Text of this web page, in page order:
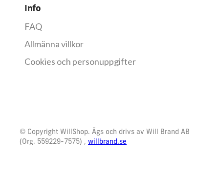
Info
FAQ
Allmänna villkor
Cookies och personuppgifter
© Copyright WillShop. Ägs och drivs av Will Brand AB
(Org. 559229-7575) , willbrand.se